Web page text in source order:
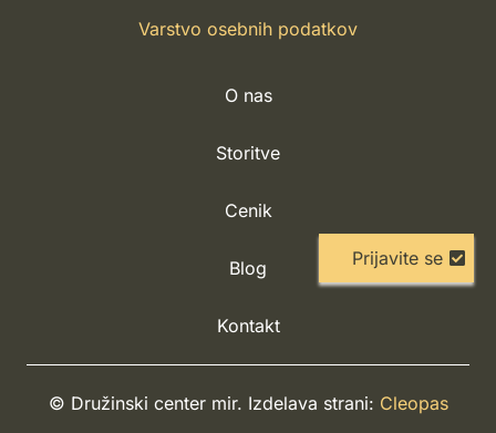
Varstvo osebnih podatkov
O nas
Storitve
Cenik
Blog
Kontakt
Prijavite se
© Družinski center mir. Izdelava strani: Cleopas